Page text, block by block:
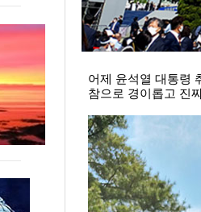
어제 윤석열 대통령
참으로 경이롭고 진